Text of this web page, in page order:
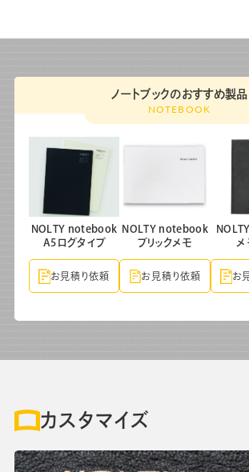
ノートブックのおすすめ製品
NOTEBOOK
NOLTY notebook
A5ログタイプ
お見積り依頼
NOLTY notebook
ブリックメモ
お見積り依頼
メ
お
カスタマイズ